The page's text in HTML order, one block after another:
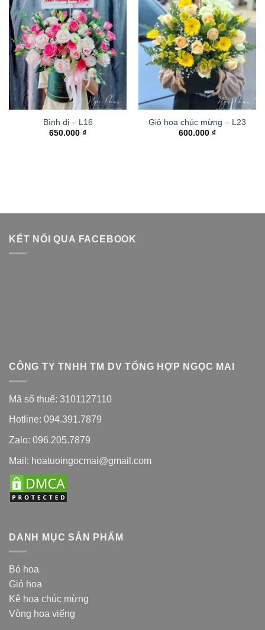
Bình dị – L16
650.000 ₫
Giỏ hoa chúc mừng – L23
600.000 ₫
KẾT NỐI QUA FACEBOOK
CÔNG TY TNHH TM DV TỔNG HỢP NGỌC MAI
Mã số thuế: 3101127110
Hotline: 094.391.7879
Zalo: 096.205.7879
Mail: hoatuoingocmai@gmail.com
DANH MỤC SẢN PHẨM
Bó hoa
Giỏ hoa
Kệ hoa chúc mừng
Vòng hoa viếng